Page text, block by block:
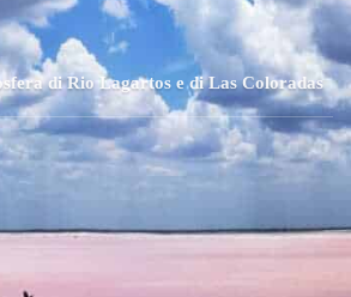
di Rio Lagartos e di Las Coloradas